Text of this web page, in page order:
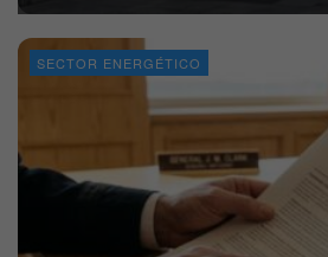
SECTOR ENERGÉTICO